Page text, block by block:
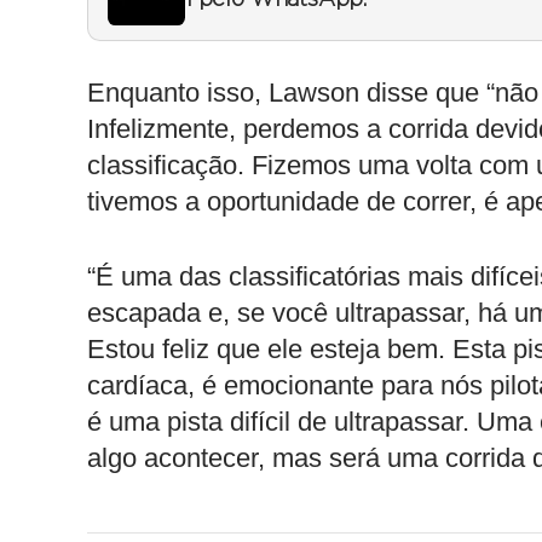
Enquanto isso, Lawson disse que
Infelizmente, perdemos a corrida
classificação. Fizemos uma volta
tivemos a oportunidade de correr, é
“É uma das classificatórias mais
escapada e, se você ultrapassar, há
Estou feliz que ele esteja bem. Esta
cardíaca, é emocionante para nós
é uma pista difícil de ultrapassar.
algo acontecer, mas será uma corrida